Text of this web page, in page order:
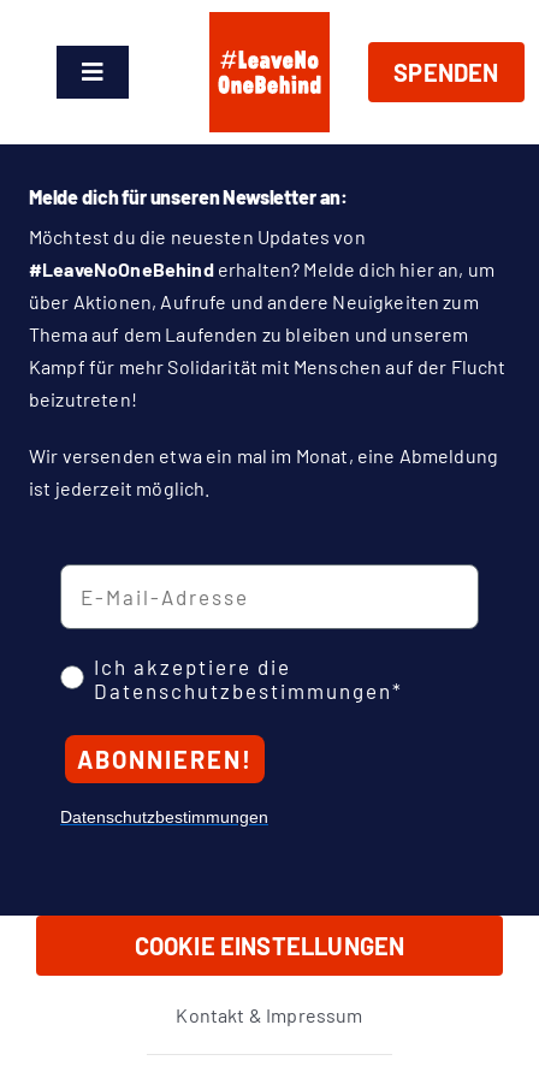
Toggle
News
Handeln
Shop
Spenden
SPENDEN
Melde dich für unseren Newsletter an:
Möchtest du die neuesten Updates von
#LeaveNoOneBehinderhalten? Melde dich hier an, um
über Aktionen, Aufrufe und andere Neuigkeiten zum
Thema auf dem Laufenden zu bleiben und unserem
Kampf für mehr Solidarität mit Menschen auf der Flucht
beizutreten!
Wir versenden etwa ein mal im Monat, eine Abmeldung
ist jederzeit möglich.
E-Mail-Adresse
Datenschutz
Ich akzeptiere die
Datenschutzbestimmungen*
ABONNIEREN!
Datenschutzbestimmungen
COOKIE EINSTELLUNGEN
Kontakt & Impressum